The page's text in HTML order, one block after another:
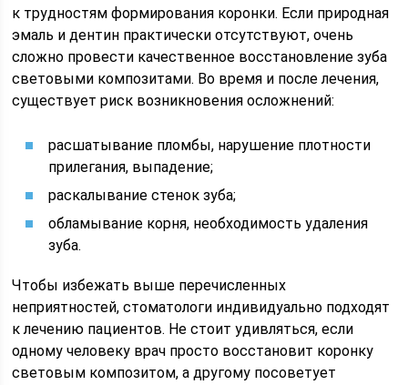
к трудностям формирования коронки. Если природная
эмаль и дентин практически отсутствуют, очень
сложно провести качественное восстановление зуба
световыми композитами. Во время и после лечения,
существует риск возникновения осложнений:
расшатывание пломбы, нарушение плотности
прилегания, выпадение;
раскалывание стенок зуба;
обламывание корня, необходимость удаления
зуба.
Чтобы избежать выше перечисленных
неприятностей, стоматологи индивидуально подходят
к лечению пациентов. Не стоит удивляться, если
одному человеку врач просто восстановит коронку
световым композитом, а другому посоветует